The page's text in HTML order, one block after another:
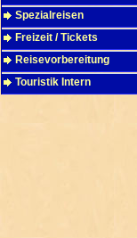
Spezialreisen
Freizeit / Tickets
Reisevorbereitung
Touristik Intern